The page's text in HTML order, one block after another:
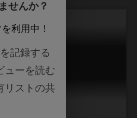
ウグン
せんか？
利用中！
記録する
ューを読む
リストの共